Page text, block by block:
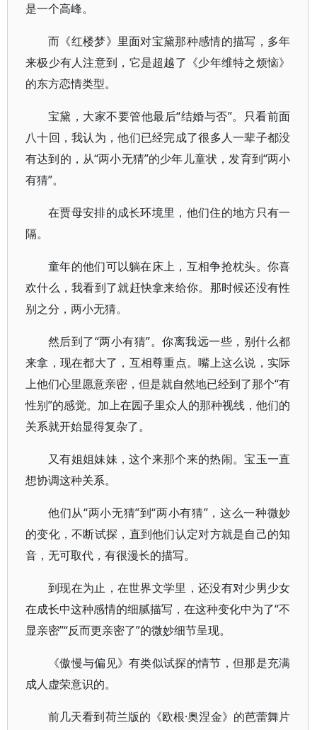
是一个高峰。
而《红楼梦》里面对宝黛那种感情的描写，多年
来极少有人注意到，它是超越了《少年维特之烦恼》
的东方恋情类型。
宝黛，大家不要管他最后“结婚与否”。只看前面
八十回，我认为，他们已经完成了很多人一辈子都没
有达到的，从“两小无猜”的少年儿童状，发育到“两小
有猜”。
在贾母安排的成长环境里，他们住的地方只有一
隔。
童年的他们可以躺在床上，互相争抢枕头。你喜
欢什么，我看到了就赶快拿来给你。那时候还没有性
别之分，两小无猜。
然后到了“两小有猜”。你离我远一些，别什么都
来拿，现在都大了，互相尊重点。嘴上这么说，实际
上他们心里愿意亲密，但是就自然地已经到了那个“有
性别”的感觉。加上在园子里众人的那种视线，他们的
关系就开始显得复杂了。
又有姐姐妹妹，这个来那个来的热闹。宝玉一直
想协调这种关系。
他们从“两小无猜”到“两小有猜”，这么一种微妙
的变化，不断试探，直到他们认定对方就是自己的知
音，无可取代，有很漫长的描写。
到现在为止，在世界文学里，还没有对少男少女
在成长中这种感情的细腻描写，在这种变化中为了“不
显亲密”“反而更亲密了”的微妙细节呈现。
《傲慢与偏见》有类似试探的情节，但那是充满
成人虚荣意识的。
前几天看到荷兰版的《欧根·奥涅金》的芭蕾舞片